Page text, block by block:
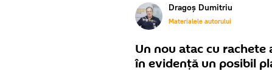
Dragoș Dumitriu
Materialele autorului
Un nou atac cu
în evidență un posibil